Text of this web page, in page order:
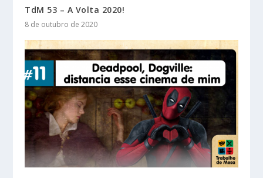
TdM 53 – A Volta 2020!
8 de outubro de 2020